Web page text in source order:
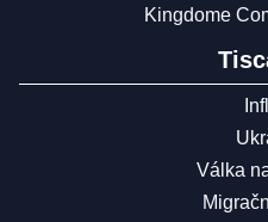
Kingdome
Válka